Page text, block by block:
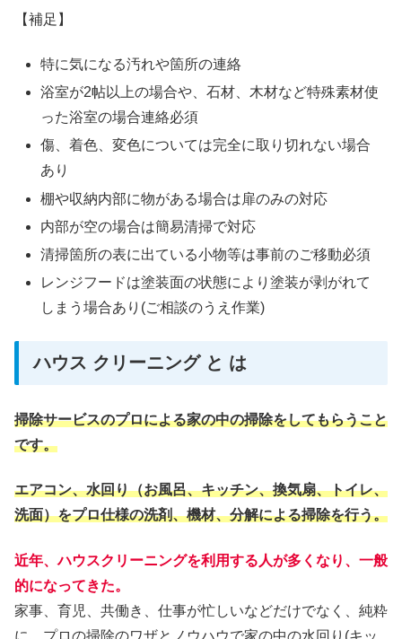
【補足】
特に気になる汚れや箇所の連絡
浴室が2帖以上の場合や、石材、木材など特殊素材使
った浴室の場合連絡必須
傷、着色、変色については完全に取り切れない場合
あり
棚や収納内部に物がある場合は扉のみの対応
内部が空の場合は簡易清掃で対応
清掃箇所の表に出ている小物等は事前のご移動必須
レンジフードは塗装面の状態により塗装が剥がれて
しまう場合あり(ご相談のうえ作業)
ハウス クリーニング と は
掃除サービスのプロによる家の中の掃除をしてもらうこと
です。
エアコン、水回り（お風呂、キッチン、換気扇、トイレ、
洗面）をプロ仕様の洗剤、機材、分解による掃除を行う。
近年、ハウスクリーニングを利用する人が多くなり、一般
的になってきた。
家事、育児、共働き、仕事が忙しいなどだけでなく、純粋
に、プロの掃除のワザとノウハウで家の中の水回り(キッ